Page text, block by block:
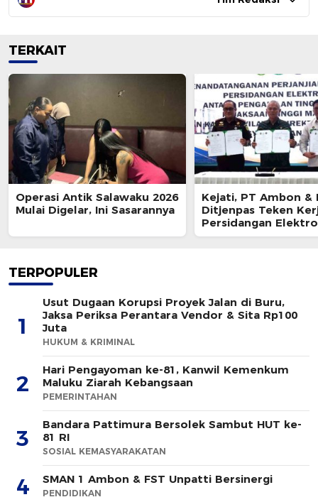
TERKAIT
Operasi Antik Salawaku 2026
Mulai Digelar, Ini Sasarannya
Kejati, PT Ambon &
Ditjenpas Teken
Persidangan
TERPOPULER
1
Usut Dugaan Korupsi Proyek Jalan di Buru,
Jaksa Periksa Perantara Vendor & Sita Rp100
Juta
HUKUM & KRIMINAL
2
Hari Pengayoman ke-81, Kanwil Kemenkum
Maluku Ziarah Kebangsaan
PEMERINTAHAN
3
Bandara Pattimura Bersolek Sambut HUT ke-
81 RI
SOSIAL KEMASYARAKATAN
4 SMAN 1 Ambon & FST Unpatti Bersinergi
PENDIDIKAN